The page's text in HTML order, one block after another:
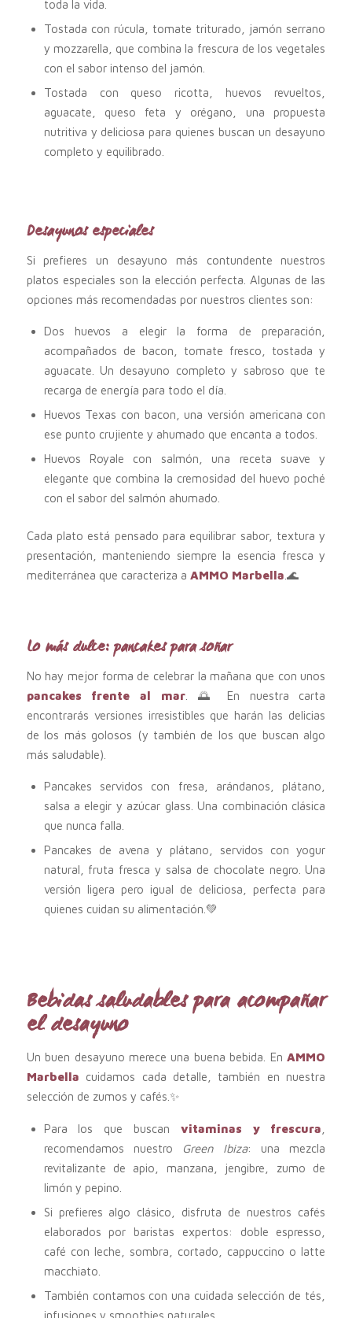
toda la vida.
Tostada con rúcula, tomate triturado, jamón serrano
y mozzarella, que combina la frescura de los vegetales
con el sabor intenso del jamón.
Tostada con queso ricotta, huevos revueltos,
aguacate, queso feta y orégano, una propuesta
nutritiva y deliciosa para quienes buscan un desayuno
completo y equilibrado.
Desayunos especiales
Si prefieres un desayuno más contundente nuestros
platos especiales son la elección perfecta. Algunas de las
opciones más recomendadas por nuestros clientes son:
Dos huevos a elegir la forma de preparación,
acompañados de bacon, tomate fresco, tostada y
aguacate. Un desayuno completo y sabroso que te
recarga de energía para todo el día.
Huevos Texas con bacon, una versión americana con
ese punto crujiente y ahumado que encanta a todos.
Huevos Royale con salmón, una receta suave y
elegante que combina la cremosidad del huevo poché
con el sabor del salmón ahumado.
Cada plato está pensado para equilibrar sabor, textura y
presentación, manteniendo siempre la esencia fresca y
mediterránea que caracteriza a AMMO Marbella .🌊
Lo más dulce: pancakes para soñar
No hay mejor forma de celebrar la mañana que con unos
pancakes frente al mar . 🌅 En nuestra carta
encontrarás versiones irresistibles que harán las delicias
de los más golosos (y también de los que buscan algo
más saludable).
Pancakes servidos con fresa, arándanos, plátano,
salsa a elegir y azúcar glass. Una combinación clásica
que nunca falla.
Pancakes de avena y plátano, servidos con yogur
natural, fruta fresca y salsa de chocolate negro. Una
versión ligera pero igual de deliciosa, perfecta para
quienes cuidan su alimentación.💚
Bebidas saludables para acompañar
el desayuno
Un buen desayuno merece una buena bebida. EnAMMO
Marbella cuidamos cada detalle, también en nuestra
selección de zumos y cafés.✨
Para los que buscan vitaminas y frescura
recomendamos nuestro
Green Ibiza: una mezcla
revitalizante de apio, manzana, jengibre, zumo de
limón y pepino.
Si prefieres algo clásico, disfruta de nuestros cafés
elaborados por baristas expertos: doble espresso,
café con leche, sombra, cortado, cappuccino o latte
macchiato.
También contamos con una cuidada selección de tés,
infusiones y smoothies naturales.